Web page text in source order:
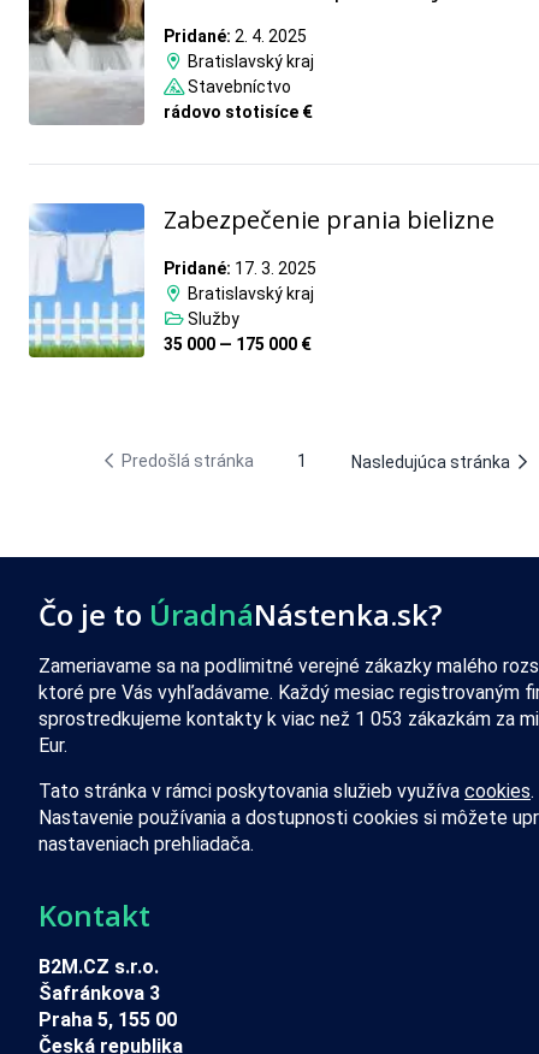
Pridané: 2. 4. 2025
Bratislavský kraj
Stavebníctvo
rádovo stotisíce €
Zabezpečenie prania bielizne
Pridané: 17. 3. 2025
Bratislavský kraj
Služby
35 000 — 175 000 €
Predošlá stránka 1 Nasledujúca stránka
Čo je to ÚradnáNástenka.sk?
Zameriavame sa na podlimitné verejné zákazky malého
ktoré pre Vás vyhľadávame. Každý mesiac registrovaným
sprostredkujeme kontakty k viac než 1 053 zákazkám za
Eur.
Tato stránka v rámci poskytovania služieb využíva cookies.
Nastavenie používania a dostupnosti cookies si môžete
nastaveniach prehliadača.
Kontakt
B2M.CZ s.r.o.
Šafránkova 3
Praha 5, 155 00
Česká republika